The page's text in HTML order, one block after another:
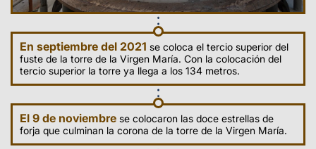
En septiembre del 2021 se coloca el tercio superior del
fuste de la torre de la Virgen María. Con la colocación del
tercio superior la torre ya llega a los 134 metros.
El 9 de noviembre se colocaron las doce estrellas de
forja que culminan la corona de la torre de la Virgen María.